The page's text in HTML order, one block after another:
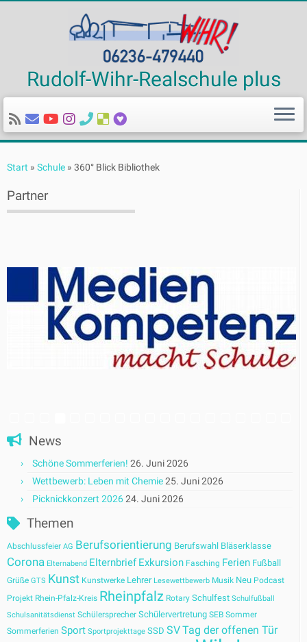
Inhalt
Rudolf-Wihr-Realschule plus
Start » Schule » 360° Blick Bibliothek
Partner
News
Schöne Sommerferien! 26. Juni 2026
Wettbewerb: Leben mit Chemie25. Juni 2026
Picknickkonzert 202624. Juni 2026
Themen
Abschlussfeier AG Berufsorientierung Berufswahl Bläserklasse
Corona Elternabend Elternbrief Exkursion Fasching Ferien Fußball
Grüße GTS Kunst Kunstwerke Lehrer Lesewettbewerb Musik Neu Podcast
Projekt Rhein-Pfalz-Kreis Rheinpfalz Rotary Schulfest Schulfußball
Schulsanitätsdienst Schülersprecher Schülervertretung SEB Sommer
Sommerferien Sport Sportprojekttage SSD SVTag der offenen Tür